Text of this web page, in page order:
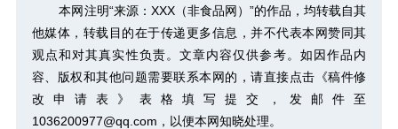
本网注明“来源：XXX（非食品网）”的作品，均转载自其
他媒体，转载目的在于传递更多信息，并不代表本网赞同其
观点和对其真实性负责。文章内容仅供参考。如因作品内
容、版权和其他问题需要联系本网的，请直接点击 《稿件修
改申请表》 表格填写提交，发邮件至
1036200977@qq.com，以便本网知晓处理。